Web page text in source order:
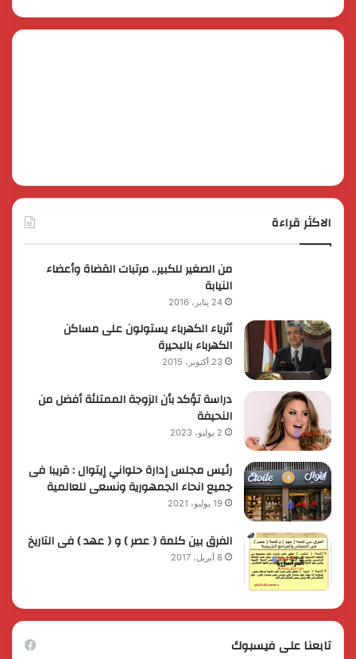
الاكثر قراءة
من الصغير للكبير.. مرتبات القضاة وأعضاء
النيابة
24 يناير، 2016
أثرياء الكهرباء يستولون على مساكن
الكهرباء بالبحيرة
23 أكتوبر، 2015
دراسة تؤكد بأن الزوجة الممتلئة أفضل من
النحيفة
2 يوليو، 2023
رئيس مجلس إدارة حلواني إيتوال : قريبا فى
جميع انحاء الجمهورية ونسعى للعالمية
19 يوليو، 2021
الفرق بين كلمة ( عصر ) و ( عهد ) فى التاريخ
8 أبريل، 2017
تابعنا على فيسبوك